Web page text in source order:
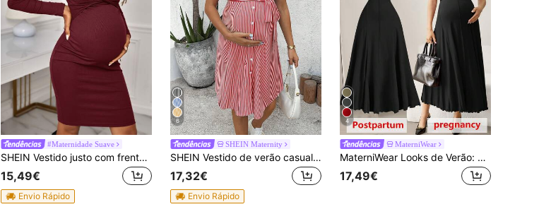
#Maternidade Suave
SHEIN Vestido justo com frente torcida e nervuras para maternidade com manga comprida
15,49€
Envio Rápido
6
SHEIN Maternity
SHEIN Vestido de verão casual para gestantes com listras, botões frontais e barra curva.
17,32€
Envio Rápido
4
MaterniWear
MaterniWear Looks de Verão: Um vestido preto de maternidade com gola alta e corte em A, com um estilo elegante e clássico. Vestido preto de cor sólida para gestantes, com gola alta, cintura marcada e ideal para festas e passeios. Vestido preto de maternidade com gola alta. Vestido preto elegante. Vestido longo até o tornozelo. Vestido longo casual elegante. Vestido longo elegante. Vestido longo preto. Vestido longo sem mangas. Vestido feminino elegante. Vestido formal feminino. Vestido sem mangas. Vestidos femininos elegantes e clássicos. Looks elegantes femininos. Vestido formal feminino. Vestido de alta qualidade. Vestido longo justo ao corpo. Vestidos para o trabalho feminino. Roupas femininas para mulheres altas. Vestido feminino deslumbrante. Vestido preto. Vestidos de boa qualidade. Vestido longo preto. Vestido midi sem mangas.
17,49€